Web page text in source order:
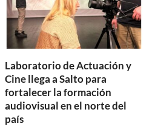
Laboratorio de Actuación y
Cine llega a Salto para
fortalecer la formación
audiovisual en el norte del
país